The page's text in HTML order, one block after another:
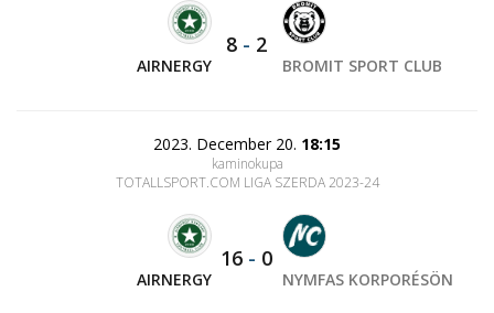
AIRNERGY
8 - 2
BROMIT SPORT CLUB
2023. December 20. 18:15
kaminokupa
TOTALLSPORT.COM LIGA SZERDA 2023-24
AIRNERGY
16 - 0
NYMFAS KORPORÉSÖN